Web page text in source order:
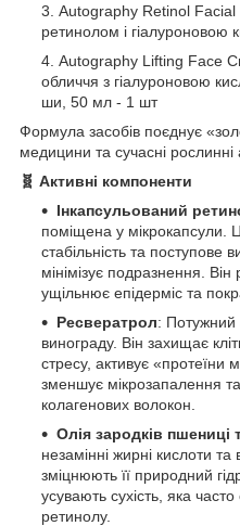
Autography Retinol Facial
ретинолом і
Autography Lifting Face
обличчя з гіалуроновою
ши, 50 мл - 1 шт
Формула засобів поєднує
медицини та сучасні рослинні
🧬 Активні компоненти
Інкапсульований
поміщена у мікрокапсули.
стабільність та поступове
мінімізує подразнення.
ущільнює епідерміс та
Ресвератрол: Потужний
винограду. Він захищає
стресу, активує «протеїни
зменшує мікрозапалення
колагенових волокон.
Олія зародків пшениці
незамінні жирні кислоти та
зміцнюють її природний
усувають сухість, яка
ретинолу.